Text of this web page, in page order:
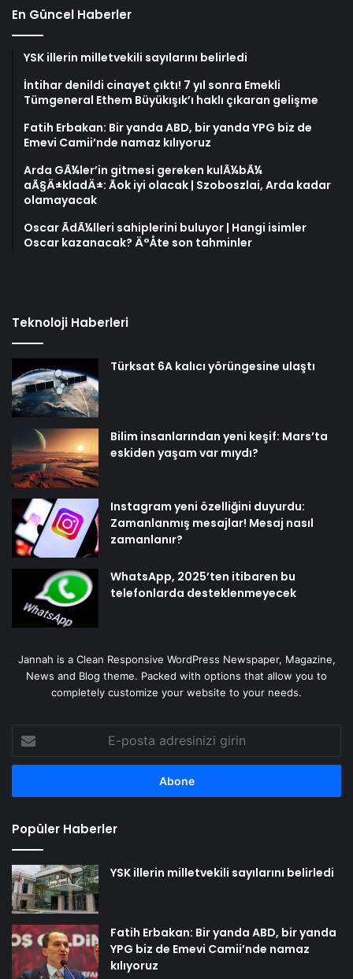
En Güncel Haberler
YSK illerin milletvekili sayılarını belirledi
İntihar denildi cinayet çıktı! 7 yıl sonra Emekli
Tümgeneral Ethem Büyükışık’ı haklı çıkaran gelişme
Fatih Erbakan: Bir yanda ABD, bir yanda YPG biz de
Emevi Camii’nde namaz kılıyoruz
Arda GÃ¼ler’in gitmesi gereken kulÃ¼bÃ¼
aÃ§Ä±kladÄ±: Ãok iyi olacak | Szoboszlai, Arda kadar
olamayacak
Oscar ÃdÃ¼lleri sahiplerini buluyor | Hangi isimler
Oscar kazanacak? Ä°Åte son tahminler
Teknoloji Haberleri
Türksat 6A kalıcı yörüngesine ulaştı
Bilim insanlarından yeni keşif: Mars’ta
eskiden yaşam var mıydı?
Instagram yeni özelliğini duyurdu:
Zamanlanmış mesajlar! Mesaj nasıl
zamanlanır?
WhatsApp, 2025’ten itibaren bu
telefonlarda desteklenmeyecek
Jannah is a Clean Responsive WordPress Newspaper, Magazine,
News and Blog theme. Packed with options that allow you to
completely customize your website to your needs.
posta
adresinizi
Popüler Haberler
YSK illerin milletvekili sayılarını belirledi
Fatih Erbakan: Bir yanda ABD, bir yanda
YPG biz de Emevi Camii’nde namaz
kılıyoruz